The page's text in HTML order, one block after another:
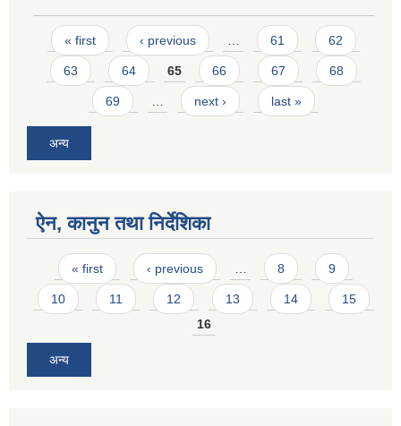
Pages
« first ‹ previous … 61 62
63 64 65 66 67 68
69 … next › last »
अन्य
ऐन, कानुन तथा निर्देशिका
Pages
« first ‹ previous 8 9
10 11 12 13 14
15
16
अन्य